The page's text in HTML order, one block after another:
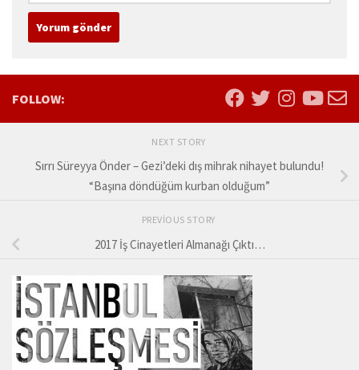
FOLLOW:
NEXT STORY
Sırrı Süreyya Önder – Gezi’deki dış mihrak nihayet bulundu!
“Başına döndüğüm kurban olduğum”
PREVIOUS STORY
2017 İş Cinayetleri Almanağı Çıktı…